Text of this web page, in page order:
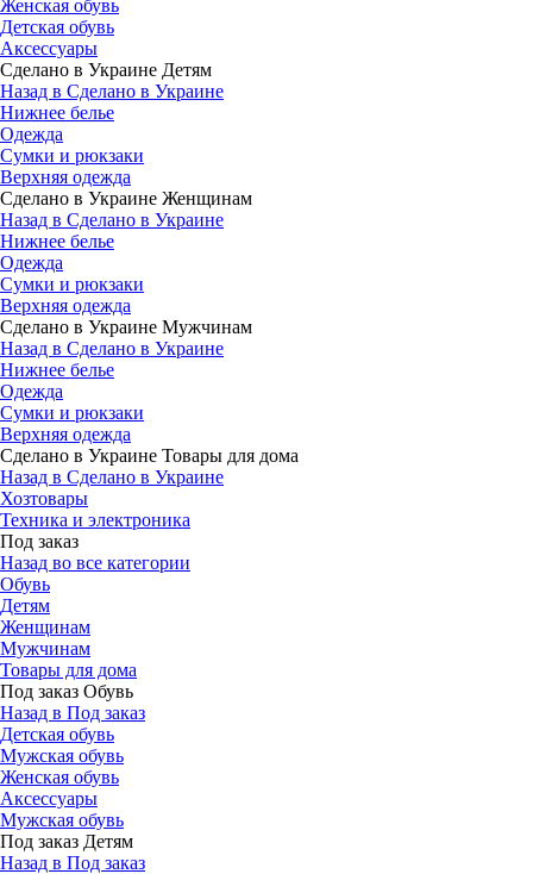
Женская обувь
Детская обувь
Аксессуары
Сделано в Украине Детям
Назад в Сделано в Украине
Нижнее белье
Одежда
Сумки и рюкзаки
Верхняя одежда
Сделано в Украине Женщинам
Назад в Сделано в Украине
Нижнее белье
Одежда
Сумки и рюкзаки
Верхняя одежда
Сделано в Украине Мужчинам
Назад в Сделано в Украине
Нижнее белье
Одежда
Сумки и рюкзаки
Верхняя одежда
Сделано в Украине Товары для дома
Назад в Сделано в Украине
Хозтовары
Техника и электроника
Под заказ
Назад во все категории
Обувь
Детям
Женщинам
Мужчинам
Товары для дома
Под заказ Обувь
Назад в Под заказ
Детская обувь
Мужская обувь
Женская обувь
Аксессуары
Мужская обувь
Под заказ Детям
Назад в Под заказ